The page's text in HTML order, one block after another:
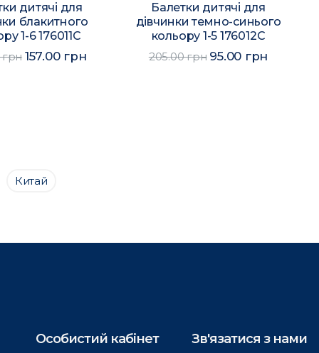
дитячі для
блакитного
1-6 176011C
грн 157.00 грн
Балетки дитячі для
дівчинки темно-синього
кольору 1-5 176012C
205.00 грн 95.00 грн
Китай
Особистий кабінет Зв'язатися з нами